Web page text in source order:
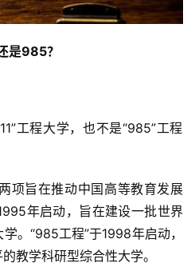
是985？
年启动，旨在建设一批世界
。“985工程”于1998年启动，
教学科研型综合性大学。